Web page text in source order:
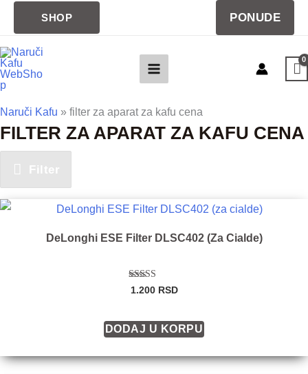
sadržaj
SHOP PONUDE
Naruči Kafu » filter za aparat za kafu cena
FILTER ZA APARAT ZA KAFU CENA
Filter
DeLonghi ESE Filter DLSC402 (za Cialde)
Ocenjeno sa
1.200 RSD
DODAJ U KORPU